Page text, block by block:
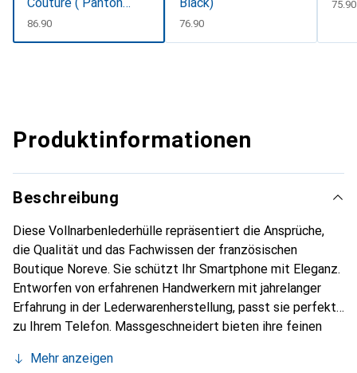
#412234 )
CHF
86.90 CHF
76.90
CHF
75.90
Produktinformationen
Beschreibung
Diese Vollnarbenlederhülle repräsentiert die Ansprüche,
die Qualität und das Fachwissen der französischen
Boutique Noreve. Sie schützt Ihr Smartphone mit Eleganz.
Entworfen von erfahrenen Handwerkern mit jahrelanger
Erfahrung in der Lederwarenherstellung, passt sie perfekt
zu Ihrem Telefon. Massgeschneidert bieten ihre feinen
unverzichtbaren Accessoire für Ihr Smartphone. Die Marke
Mehr anzeigen